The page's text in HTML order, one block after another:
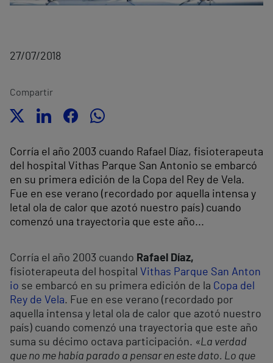
27/07/2018
Compartir
Corría el año 2003 cuando Rafael Díaz, fisioterapeuta
del hospital Vithas Parque San Antonio se embarcó
en su primera edición de la Copa del Rey de Vela.
Fue en ese verano (recordado por aquella intensa y
letal ola de calor que azotó nuestro país) cuando
comenzó una trayectoria que este año...
Corría el año 2003 cuando Rafael Díaz,
fisioterapeuta del hospital Vithas Parque San Anton
io se embarcó en su primera edición de la Copa del
Rey de Vela. Fue en ese verano (recordado por
aquella intensa y letal ola de calor que azotó nuestro
país) cuando comenzó una trayectoria que este año
suma su décimo octava participación. «La verdad
que no me había parado a pensar en este dato. Lo que